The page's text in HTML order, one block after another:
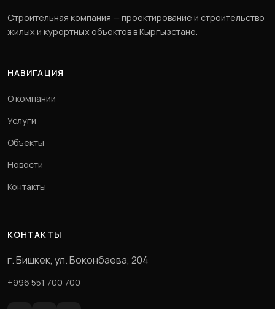
Строительная компания — проектирование и строительство
жилых и курортных объектов в Кыргызстане.
НАВИГАЦИЯ
О компании
Услуги
Объекты
Новости
Контакты
КОНТАКТЫ
г. Бишкек, ул. Боконбаева, 204
+996 551 700 700